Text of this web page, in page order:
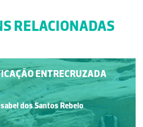
RELACIONADAS
ENTRECRUZADA
dos Santos Rebelo